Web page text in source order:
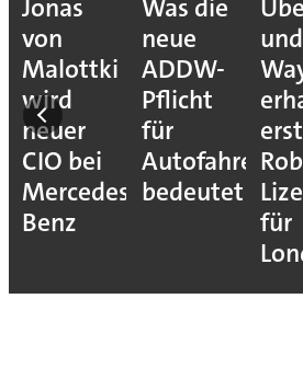
Jonas
von
Malottki
wird
neuer
CIO bei
Mercedes-
Benz
Was die
neue
ADDW-
Pflicht
für
Autofahrer
bedeutet
und
für